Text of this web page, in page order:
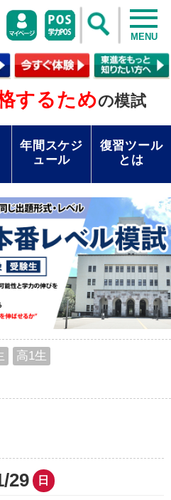
MENU
するための模試
年間スケジ
ュール
復習ツール
とは
高1生
29 日